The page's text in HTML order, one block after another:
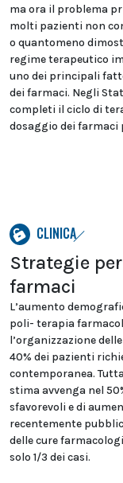
ma ora il problema
molti pazienti non
o quantomeno
regime terapeutico
uno dei principali
dei farmaci. Negli
completi il ciclo di
dosaggio dei farmaci
CLINICA
Strategie
farmaci
L’aumento
poli- terapia
l’organizzazione
40% dei pazienti
contemporanea.
stima avvenga nel
sfavorevoli e di
recentemente
delle cure
solo 1/3 dei casi.